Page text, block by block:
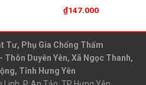
₫147.000
Tư, Phụ Gia Chống Thấm
Thôn Duyên Yên, Xã Ngọc Thanh,
Tỉnh Hưng Yên